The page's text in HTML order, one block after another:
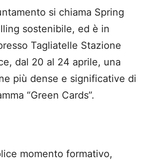
si chiama Spring
sostenibile, ed è in
Tagliatelle Stazione
dal 20 al 24 aprile, una
più dense e significative di
“Green Cards”.
momento formativo,